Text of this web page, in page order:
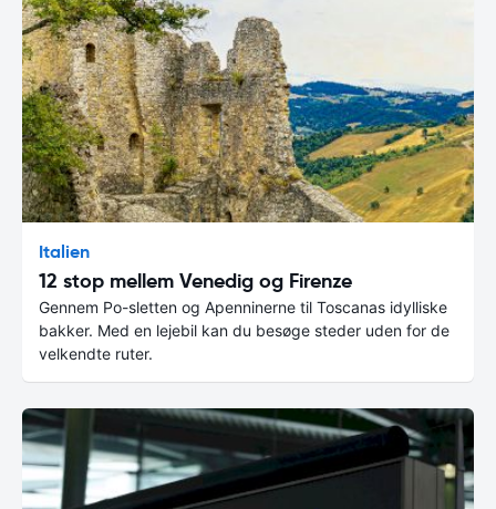
Italien
12 stop mellem Venedig og Firenze
Gennem Po-sletten og Apenninerne til Toscanas idylliske
bakker. Med en lejebil kan du besøge steder uden for de
velkendte ruter.